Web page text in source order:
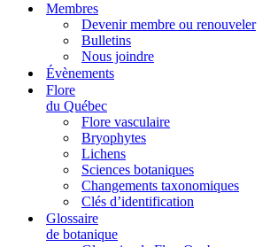
Membres
Devenir membre ou renouveler
Bulletins
Nous joindre
Évènements
Flore
du Québec
Flore vasculaire
Bryophytes
Lichens
Sciences botaniques
Changements taxonomiques
Clés d’identification
Glossaire
de botanique